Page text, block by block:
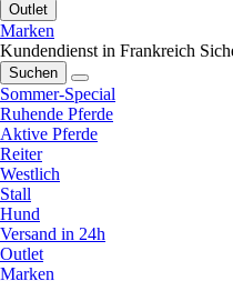
Outlet
Marken
Kundendienst in Frankreich
Suchen
Sommer-Special
Ruhende Pferde
Aktive Pferde
Reiter
Westlich
Stall
Hund
Versand in 24h
Outlet
Marken